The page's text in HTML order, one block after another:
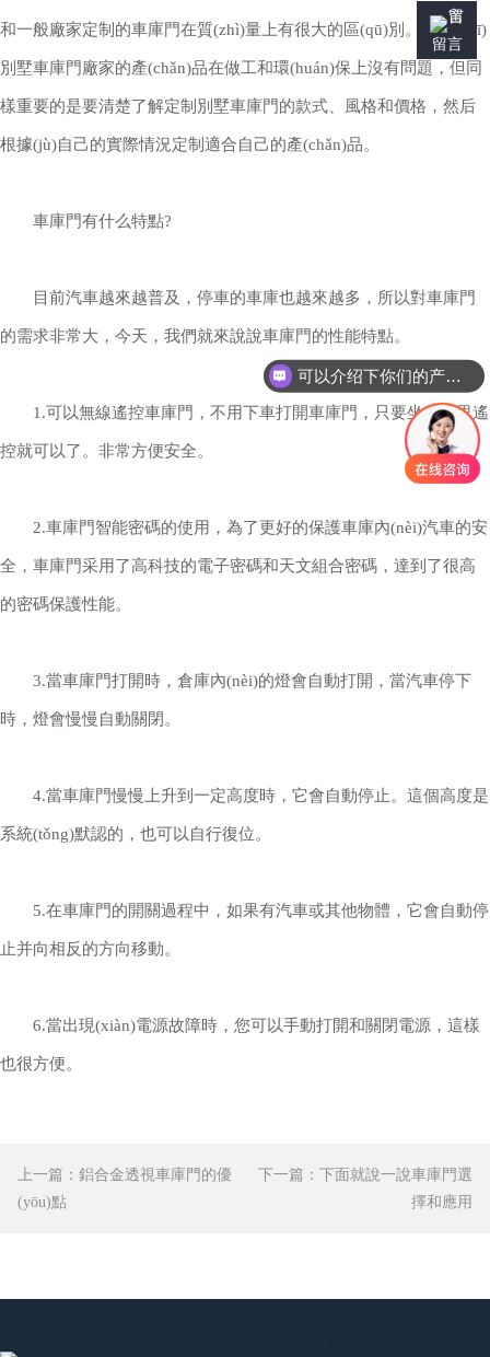
和一般廠家定制的車庫門在質(zhì)量上有很大的區(qū)別。正規(guī)
別墅車庫門廠家的產(chǎn)品在做工和環(huán)保上沒有問題，但同
樣重要的是要清楚了解定制別墅車庫門的款式、風格和價格，然后
根據(jù)自己的實際情況定制適合自己的產(chǎn)品。
車庫門有什么特點?
目前汽車越來越普及，停車的車庫也越來越多，所以對車庫門
的需求非常大，今天，我們就來說說車庫門的性能特點。
1.可以無線遙控車庫門，不用下車打開車庫門，只要坐在車里遙
控就可以了。非常方便安全。
2.車庫門智能密碼的使用，為了更好的保護車庫內(nèi)汽車的安
全，車庫門采用了高科技的電子密碼和天文組合密碼，達到了很高
的密碼保護性能。
3.當車庫門打開時，倉庫內(nèi)的燈會自動打開，當汽車停下
時，燈會慢慢自動關閉。
4.當車庫門慢慢上升到一定高度時，它會自動停止。這個高度是
系統(tǒng)默認的，也可以自行復位。
5.在車庫門的開關過程中，如果有汽車或其他物體，它會自動停
止并向相反的方向移動。
6.當出現(xiàn)電源故障時，您可以手動打開和關閉電源，這樣
也很方便。
上一篇： 鋁合金透視車庫門的優
(yōu)點
下一篇： 下面就說一說車庫門選
擇和應用
留言
可以介绍下你们的产品么